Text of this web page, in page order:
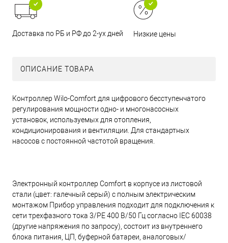
Доставка по РБ и РФ до 2-ух дней Низкие цены
ОПИСАНИЕ ТОВАРА
Контроллер Wilo-Comfort для цифрового бесступенчатого
регулирования мощности одно- и многонасосных
установок, используемых для отопления,
кондиционирования и вентиляции. Для стандартных
насосов с постоянной частотой вращения.
Электронный контроллер Comfort в корпусе из листовой
стали (цвет: галечный серый) с полным электрическим
монтажом Прибор управления подходит для подключения к
сети трехфазного тока 3/PE 400 В/50 Гц согласно IEC 60038
(другие напряжения по запросу), состоит из внутреннего
блока питания, ЦП, буферной батареи, аналоговых/